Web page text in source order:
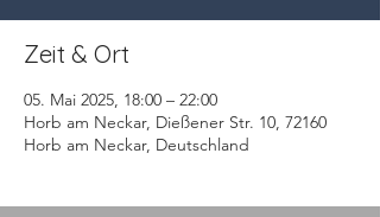
Zeit & Ort
05. Mai 2025, 18:00 – 22:00
Horb am Neckar, Dießener Str. 10, 72160
Horb am Neckar, Deutschland